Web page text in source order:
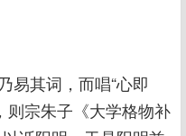
易其词，而唱“心即
则宗朱子《大学格物补